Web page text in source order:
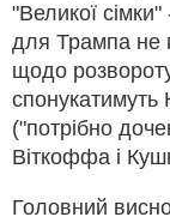
"Великої
для Трампа не
щодо
спонукатимуть
("потрібно
Віткоффа і
Головний